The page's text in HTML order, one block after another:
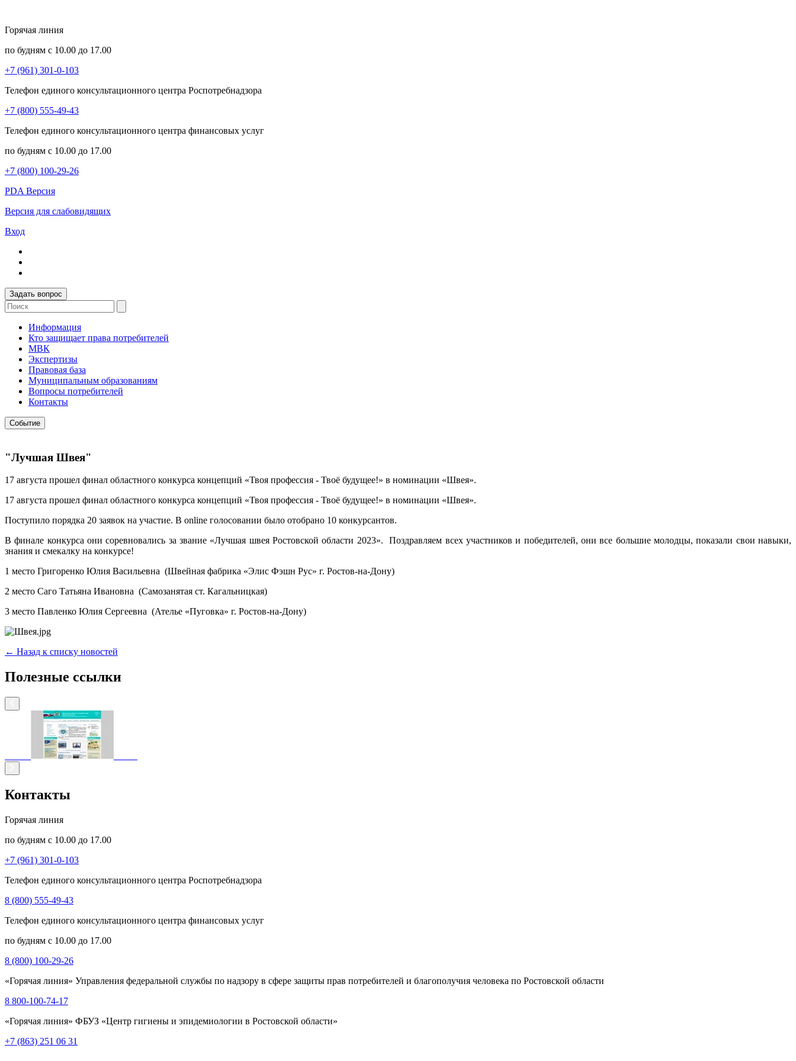
Горячая линия
по будням с 10.00 до 17.00
+7 (961) 301-0-103
Телефон единого консультационного центра Роспотребнадзора
+7 (800) 555-49-43
Телефон единого консультационного центра финансовых услуг
по будням с 10.00 до 17.00
+7 (800) 100-29-26
PDA Версия
Версия для слабовидящих
Вход
Задать вопрос
Информация
Кто защищает права потребителей
МВК
Экспертизы
Правовая база
Муниципальным образованиям
Вопросы потребителей
Контакты
Событие
"Лучшая Швея"
17 августа прошел финал областного конкурса концепций «Твоя профессия - Твоё будущее!» в номинации «Швея».
17 августа прошел финал областного конкурса концепций «Твоя профессия - Твоё будущее!» в номинации «Швея».
Поступило порядка 20 заявок на участие. В online голосовании было отобрано 10 конкурсантов.
В финале конкурса они соревновались за звание «Лучшая швея Ростовской области 2023». Поздравляем всех участников и победителей, они все большие молодцы, показали свои навыки,
знания и смекалку на конкурсе!
1 место Григоренко Юлия Васильевна (Швейная фабрика «Элис Фэшн Рус» г. Ростов-на-Дону)
2 место Саго Татьяна Ивановна (Самозанятая ст. Кагальницкая)
3 место Павленко Юлия Сергеевна (Ателье «Пуговка» г. Ростов-на-Дону)
← Назад к списку новостей
Полезные ссылки
Контакты
Горячая линия
по будням с 10.00 до 17.00
+7 (961) 301-0-103
Телефон единого консультационного центра Роспотребнадзора
8 (800) 555-49-43
Телефон единого консультационного центра финансовых услуг
по будням с 10.00 до 17.00
8 (800) 100-29-26
«Горячая линия» Управления федеральной службы по надзору в сфере защиты прав потребителей и благополучия человека по Ростовской области
8 800-100-74-17
«Горячая линия» ФБУЗ «Центр гигиены и эпидемиологии в Ростовской области»
+7 (863) 251 06 31